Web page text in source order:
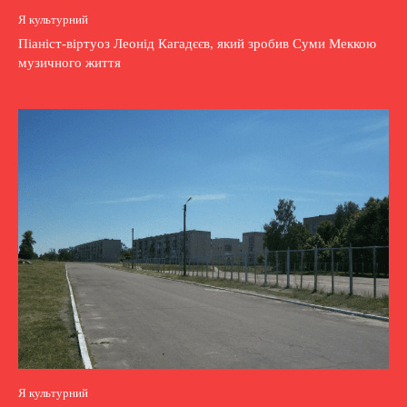
Я культурний
Піаніст-віртуоз Леонід Кагадєєв, який зробив Суми Меккою
музичного життя
Я культурний